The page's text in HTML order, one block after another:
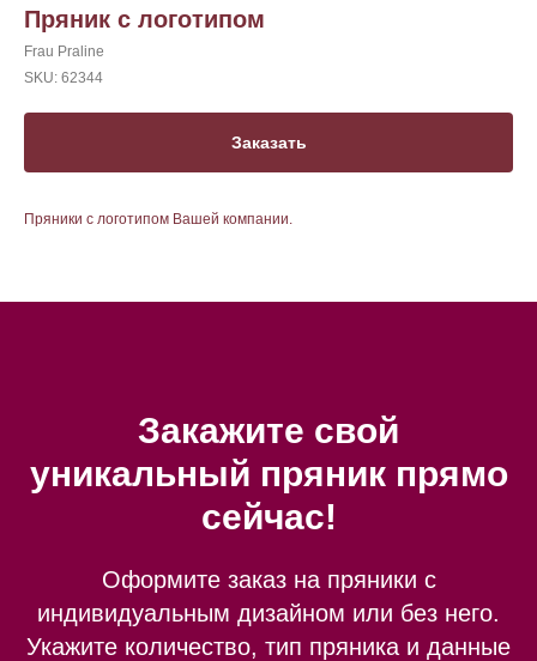
Пряник с логотипом
Frau Praline
SKU: 62344
Заказать
Пряники с логотипом Вашей компании.
Закажите свой
уникальный пряник прямо
сейчас!
Оформите заказ на пряники с
индивидуальным дизайном или без него.
Укажите количество, тип пряника и данные